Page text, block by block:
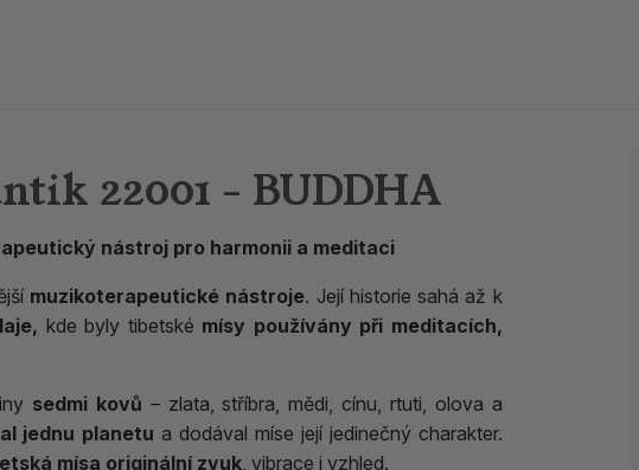
22001 - BUDDHA
nástroj pro harmonii a meditaci
muzikoterapeutické nástroje. Její historie sahá až k
kde byly tibetské mísy používány při meditacích,
sedmi kovů – zlata, stříbra, mědi, cínu, rtuti, olova a
jednu planetu a dodával míse její jedinečný charakter.
mísa originální zvuk, vibrace i vzhled.